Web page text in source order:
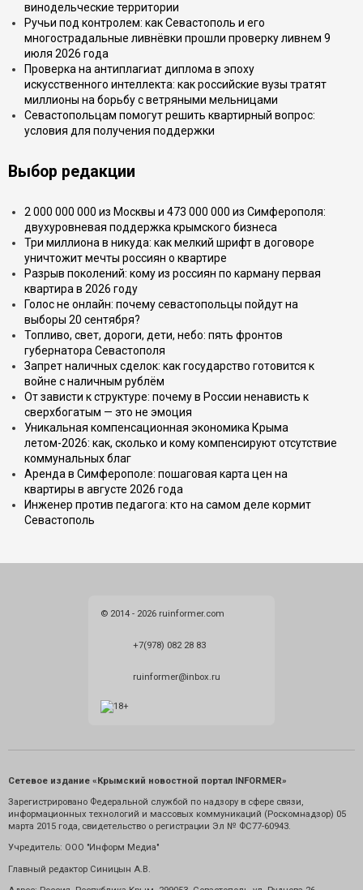
винодельческие территории
Ручьи под контролем: как Севастополь и его
многострадальные ливнёвки прошли проверку ливнем 9
июля 2026 года
Проверка на антиплагиат диплома в эпоху
искусственного интеллекта: как российские вузы тратят
миллионы на борьбу с ветряными мельницами
Севастопольцам помогут решить квартирный вопрос:
условия для получения поддержки
Выбор редакции
2 000 000 000 из Москвы и 473 000 000 из Симферополя:
двухуровневая поддержка крымского бизнеса
Три миллиона в никуда: как мелкий шрифт в договоре
уничтожит мечты россиян о квартире
Разрыв поколений: кому из россиян по карману первая
квартира в 2026 году
Голос не онлайн: почему севастопольцы пойдут на
выборы 20 сентября?
Топливо, свет, дороги, дети, небо: пять фронтов
губернатора Севастополя
Запрет наличных сделок: как государство готовится к
войне с наличным рублём
От зависти к структуре: почему в России ненависть к
сверхбогатым — это не эмоция
Уникальная компенсационная экономика Крыма
летом-2026: как, сколько и кому компенсируют отсутствие
коммунальных благ
Аренда в Симферополе: пошаговая карта цен на
квартиры в августе 2026 года
Инженер против педагога: кто на самом деле кормит
Севастополь
© 2014 - 2026 ruinformer.com
+7(978) 082 28 83
ruinformer@inbox.ru
Сетевое издание «Крымский новостной портал INFORMER»
Зарегистрировано Федеральной службой по надзору в сфере связи,
информационных технологий и массовых коммуникаций (Роскомнадзор) 05
марта 2015 года, свидетельство о регистрации Эл № ФС77-60943.
Учредитель: ООО "Информ Медиа"
Главный редактор Синицын А.В.